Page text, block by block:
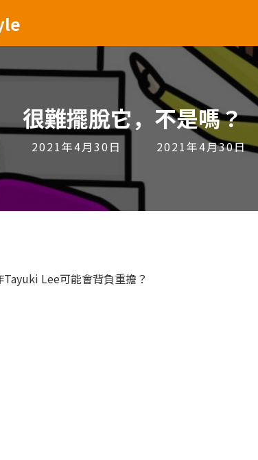
很難擺脫它，不是嗎？
2021年4月30日
Last
2021年4月30日
Lee可能會背負重擔？